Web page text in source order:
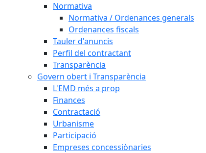
Normativa
Normativa / Ordenances generals
Ordenances fiscals
Tauler d'anuncis
Perfil del contractant
Transparència
Govern obert i Transparència
L'EMD més a prop
Finances
Contractació
Urbanisme
Participació
Empreses concessiònaries